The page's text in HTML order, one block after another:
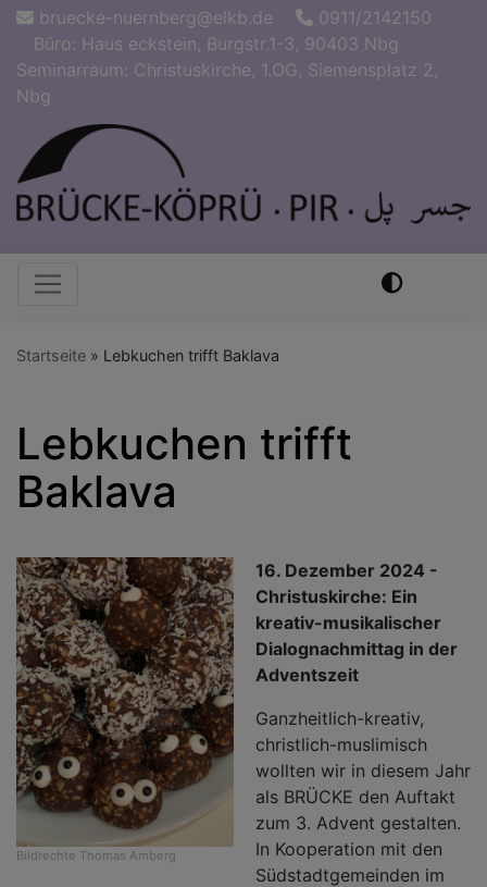
Direkt
Inhalt
bruecke-nuernberg@elkb.de
0911/2142150
Büro: Haus eckstein, Burgstr.1-3, 90403 Nbg
Seminarraum: Christuskirche, 1.OG, Siemensplatz 2,
Nbg
Hauptnavigation
Startseite Lebkuchen trifft Baklava
Lebkuchen trifft
Baklava
Bildrechte Thomas Amberg
16. Dezember 2024 -
Christuskirche: Ein
kreativ-musikalischer
Dialognachmittag in der
Adventszeit
Ganzheitlich-kreativ,
christlich-muslimisch
wollten wir in diesem Jahr
als BRÜCKE den Auftakt
zum 3. Advent gestalten.
In Kooperation mit den
Südstadtgemeinden im